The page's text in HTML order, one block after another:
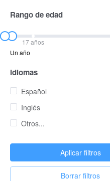
Rango de edad
17 años
Un año
Idiomas
Español
Inglés
Otros...
Aplicar filtros
Borrar filtros